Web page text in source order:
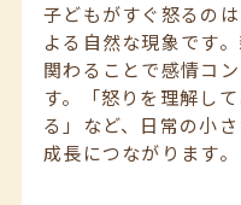
子どもがすぐ怒るの
よる自然な現象です
関わることで感情コ
す。「怒りを理解し
る」など、日常の小
成長につながります。